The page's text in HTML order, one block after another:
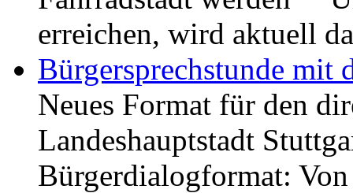
erreichen, wird aktuell
Bürgersprechstunde mit
Neues Format für den
Landeshauptstadt
Bürgerdialogformat: